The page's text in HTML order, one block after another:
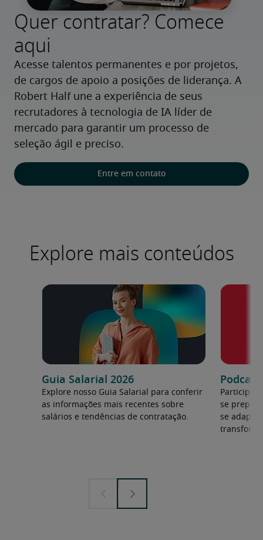
Quer contratar? Comece
aqui
Acesse talentos permanentes e por projetos,
de cargos de apoio a posições de liderança. A
Robert Half une a experiência de seus
recrutadores à tecnologia de IA líder de
mercado para garantir um processo de
seleção ágil e preciso.
Entre em contato
Explore mais conteúdos
Guia Salarial 2026
Explore nosso Guia Salarial para conferir
as informações mais recentes sobre
salários e tendências de contratação.
Participe
se
se